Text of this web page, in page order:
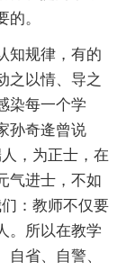
。
知规律，有的
之以情、导之
染每一个学
孙奇逄曾说
，为正士，在
气进士，不如
：教师不仅要
。所以在教学
省、自警、